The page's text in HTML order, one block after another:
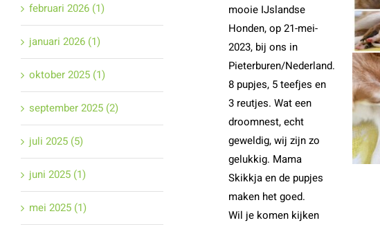
februari 2026 (1)
januari 2026 (1)
oktober 2025 (1)
september 2025 (2)
juli 2025 (5)
juni 2025 (1)
mei 2025 (1)
mooie IJslandse
Honden, op 21-mei-
2023, bij ons in
Pieterburen/Nederland.
8 pupjes, 5 teefjes en
3 reutjes. Wat een
droomnest, echt
geweldig, wij zijn zo
gelukkig. Mama
Skikkja en de pupjes
maken het goed.
Wil je komen kijken